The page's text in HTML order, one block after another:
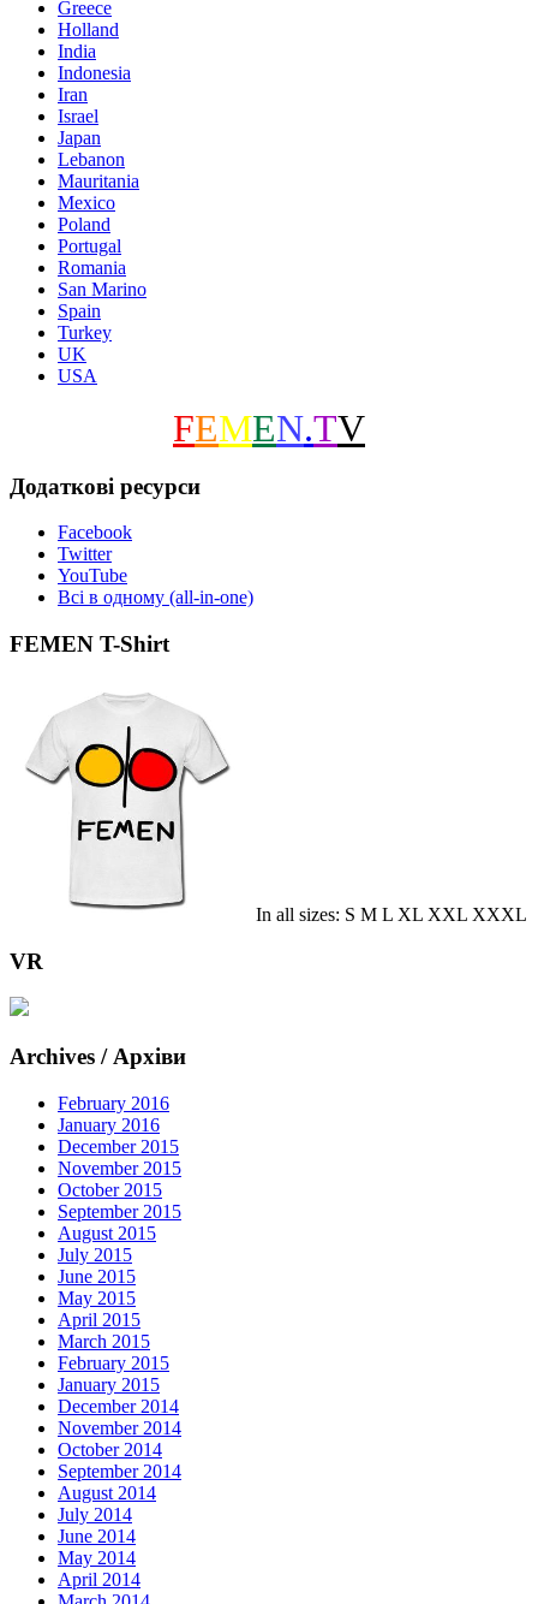
Greece
Holland
India
Indonesia
Iran
Israel
Japan
Lebanon
Mauritania
Mexico
Poland
Portugal
Romania
San Marino
Spain
Turkey
UK
USA
FEMEN.TV
Додаткові ресурси
Facebook
Twitter
YouTube
Всі в одному (all-in-one)
FEMEN T-Shirt
In all sizes: S M L XL XXL XXXL
VR
Archives / Архіви
February 2016
January 2016
December 2015
November 2015
October 2015
September 2015
August 2015
July 2015
June 2015
May 2015
April 2015
March 2015
February 2015
January 2015
December 2014
November 2014
October 2014
September 2014
August 2014
July 2014
June 2014
May 2014
April 2014